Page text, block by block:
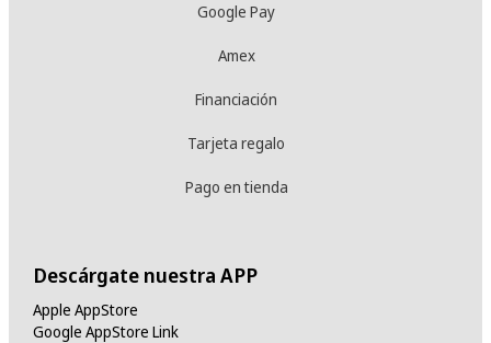
Google Pay
Amex
Financiación
Tarjeta regalo
Pago en tienda
Descárgate nuestra APP
Apple AppStore
Google AppStore Link